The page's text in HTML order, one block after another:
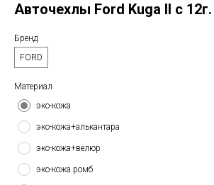
Авточехлы Ford Kuga II c 12г.
Бренд
FORD
Материал
эко-кожа
эко-кожа+алькантара
эко-кожа+велюр
эко-кожа ромб